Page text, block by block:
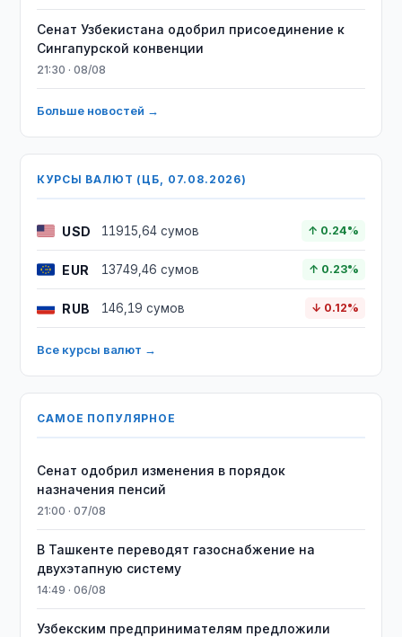
Сенат Узбекистана одобрил присоединение к
Сингапурской конвенции
21:30 · 08/08
Больше новостей →
КУРСЫ ВАЛЮТ (ЦБ, 07.08.2026)
USD 11915,64 сумов ↑ 0.24%
EUR 13749,46 сумов ↑ 0.23%
RUB 146,19 сумов ↓ 0.12%
Все курсы валют →
САМОЕ ПОПУЛЯРНОЕ
Сенат одобрил изменения в порядок
назначения пенсий
21:00 · 07/08
В Ташкенте переводят газоснабжение на
двухэтапную систему
14:49 · 06/08
Узбекским предпринимателям предложили